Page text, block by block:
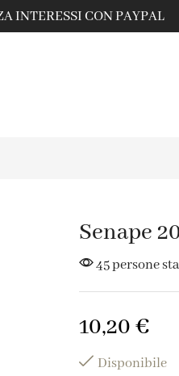
INTERESSI CON PAYPAL
Senape
45 persone
10,20 €
Disponibile